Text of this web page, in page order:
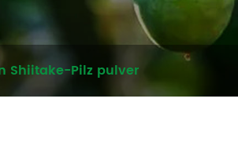
Shiitake-Pilz pulver